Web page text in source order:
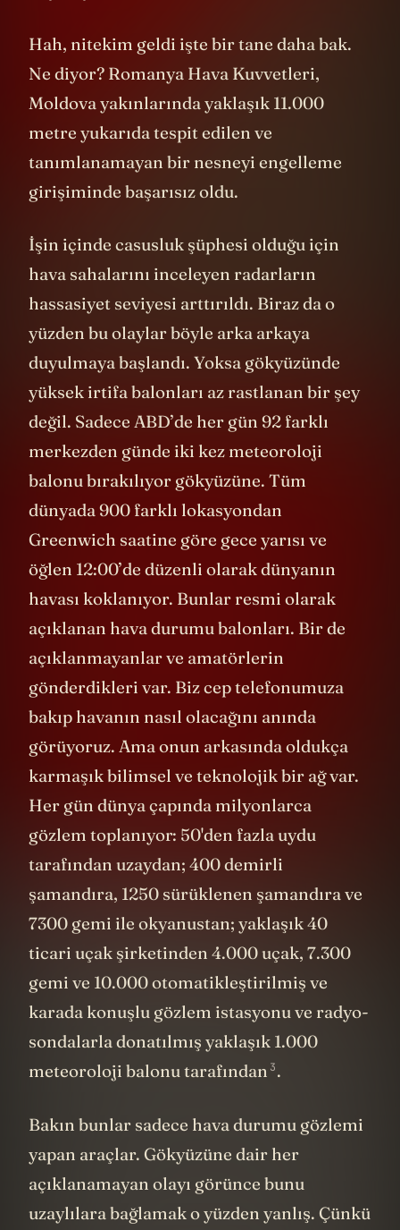
Hah, nitekim geldi işte bir tane daha bak.
Ne diyor? Romanya Hava Kuvvetleri,
Moldova yakınlarında yaklaşık 11.000
metre yukarıda tespit edilen ve
tanımlanamayan bir nesneyi engelleme
girişiminde başarısız oldu.
İşin içinde casusluk şüphesi olduğu için
hava sahalarını inceleyen radarların
hassasiyet seviyesi arttırıldı. Biraz da o
yüzden bu olaylar böyle arka arkaya
duyulmaya başlandı. Yoksa gökyüzünde
yüksek irtifa balonları az rastlanan bir şey
değil. Sadece ABD’de her gün 92 farklı
merkezden günde iki kez meteoroloji
balonu bırakılıyor gökyüzüne. Tüm
dünyada 900 farklı lokasyondan
Greenwich saatine göre gece yarısı ve
öğlen 12:00’de düzenli olarak dünyanın
havası koklanıyor. Bunlar resmi olarak
açıklanan hava durumu balonları. Bir de
açıklanmayanlar ve amatörlerin
gönderdikleri var. Biz cep telefonumuza
bakıp havanın nasıl olacağını anında
görüyoruz. Ama onun arkasında oldukça
karmaşık bilimsel ve teknolojik bir ağ var.
Her gün dünya çapında milyonlarca
gözlem toplanıyor: 50'den fazla uydu
tarafından uzaydan; 400 demirli
şamandıra, 1250 sürüklenen şamandıra ve
7300 gemi ile okyanustan; yaklaşık 40
ticari uçak şirketinden 4.000 uçak, 7.300
gemi ve 10.000 otomatikleştirilmiş ve
karada konuşlu gözlem istasyonu ve radyo-
sondalarla donatılmış yaklaşık 1.000
meteoroloji balonu tarafından 3.
Bakın bunlar sadece hava durumu gözlemi
yapan araçlar. Gökyüzüne dair her
açıklanamayan olayı görünce bunu
uzaylılara bağlamak o yüzden yanlış. Çünkü